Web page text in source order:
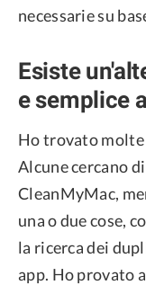
necessarie su
Esiste
e semplice
Ho trovato
Alcune cercano
CleanMyMac,
una o due cose,
la ricerca dei
app. Ho provato